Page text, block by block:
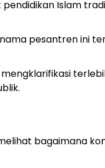
pendidikan Islam
pesantren ini
bagaimana